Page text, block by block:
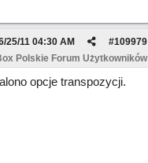
#109979
25/11 04:30 AM
Polskie Forum Użytkowników
opcje transpozycji.